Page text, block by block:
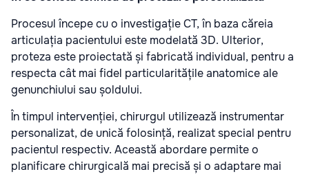
Procesul începe cu o investigație CT, în baza căreia
articulația pacientului este modelată 3D. Ulterior,
proteza este proiectată și fabricată individual, pentru a
respecta cât mai fidel particularitățile anatomice ale
genunchiului sau șoldului.
În timpul intervenției, chirurgul utilizează instrumentar
personalizat, de unică folosință, realizat special pentru
pacientul respectiv. Această abordare permite o
planificare chirurgicală mai precisă și o adaptare mai